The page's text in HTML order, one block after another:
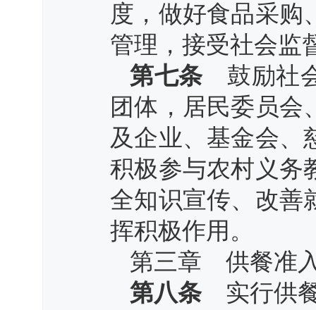
度，做好食品采购
管理，接受社会监
第七条鼓励社会
团体，居民委员会
及企业、基金会、
积极参与农村义务
全知识宣传、改善
挥积极作用。
第三章 供餐准
第八条实行供餐